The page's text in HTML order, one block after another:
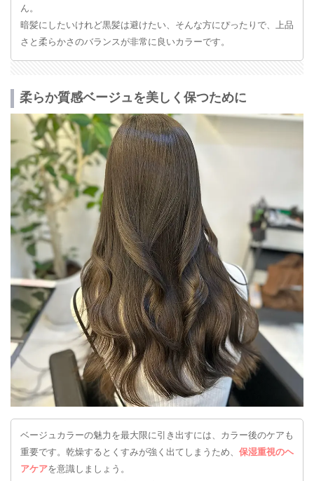
ん。
暗髪にしたいけれど黒髪は避けたい、そんな方にぴったりで、上品
さと柔らかさのバランスが非常に良いカラーです。
柔らか質感ベージュを美しく保つために
ベージュカラーの魅力を最大限に引き出すには、カラー後のケアも
重要です。乾燥するとくすみが強く出てしまうため、 保湿重視のヘ
アケアを意識しましょう。